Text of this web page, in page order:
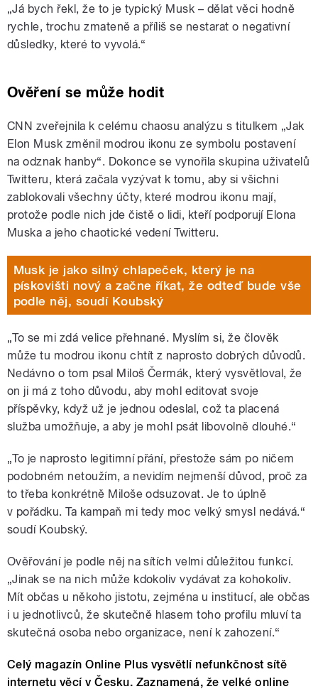
„Já bych řekl, že to je typický Musk – dělat věci hodně
rychle, trochu zmateně a příliš se nestarat o negativní
důsledky, které to vyvolá.“
Ověření se může hodit
CNN zveřejnila k celému chaosu analýzu s titulkem „Jak
Elon Musk změnil modrou ikonu ze symbolu postavení
na odznak hanby“. Dokonce se vynořila skupina uživatelů
Twitteru, která začala vyzývat k tomu, aby si všichni
zablokovali všechny účty, které modrou ikonu mají,
protože podle nich jde čistě o lidi, kteří podporují Elona
Muska a jeho chaotické vedení Twitteru.
Musk je jako silný chlapeček, který je na
pískovišti nový a začne říkat, že odteď bude vše
podle něj, soudí Koubský
„To se mi zdá velice přehnané. Myslím si, že člověk
může tu modrou ikonu chtít z naprosto dobrých důvodů.
Nedávno o tom psal Miloš Čermák, který vysvětloval, že
on ji má z toho důvodu, aby mohl editovat svoje
příspěvky, když už je jednou odeslal, což ta placená
služba umožňuje, a aby je mohl psát libovolně dlouhé.“
„To je naprosto legitimní přání, přestože sám po ničem
podobném netoužím, a nevidím nejmenší důvod, proč za
to třeba konkrétně Miloše odsuzovat. Je to úplně
v pořádku. Ta kampaň mi tedy moc velký smysl nedává.“
soudí Koubský.
Ověřování je podle něj na sítích velmi důležitou funkcí.
„Jinak se na nich může kdokoliv vydávat za kohokoliv.
Mít občas u někoho jistotu, zejména u institucí, ale občas
i u jednotlivců, že skutečně hlasem toho profilu mluví ta
skutečná osoba nebo organizace, není k zahození.“
Celý magazín Online Plus vysvětlí nefunkčnost sítě
internetu věcí v Česku. Zaznamená, že velké online